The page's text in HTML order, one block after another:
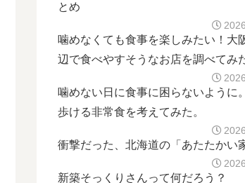
とめ
噛めなくても食事を楽しみたい！大
辺で食べやすそうなお店を調べてみ
噛めない日に食事に困らないように
歩ける非常食を考えてみた。
衝撃だった、北海道の「あたたかい
新築そっくりさんって何だろう？